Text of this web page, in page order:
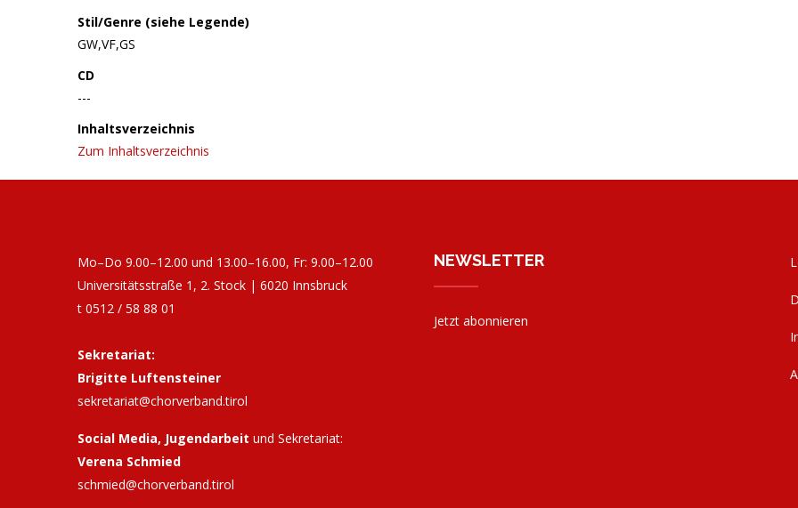
Stil/Genre (siehe Legende)
GW,VF,GS
CD
---
Inhaltsverzeichnis
Zum Inhaltsverzeichnis
Mo–Do 9.00–12.00 und 13.00–16.00, Fr: 9.00–12.00
Universitätsstraße 1, 2. Stock | 6020 Innsbruck
t 0512 / 58 88 01
Sekretariat:
Brigitte Luftensteiner
sekretariat@chorverband.tirol
Social Media, Jugendarbeit und Sekretariat:
Verena Schmied
schmied@chorverband.tirol
NEWSLETTER
Jetzt abonnieren